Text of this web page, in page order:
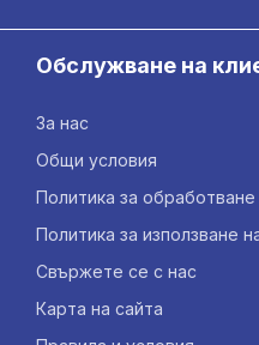
Обслужване на
За нас
Общи условия
Политика за
Политика за използване
Свържете се с нас
Карта на сайта